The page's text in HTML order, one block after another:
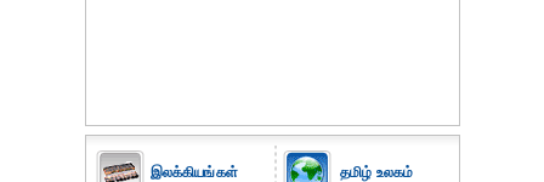
இலக்கியங்கள் தமிழ் உலகம்